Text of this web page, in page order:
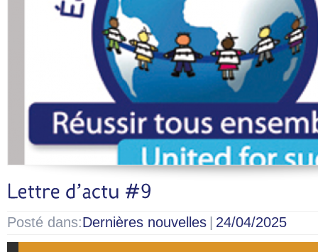
Posté dans:Dernières nouvelles | 24/04/2025